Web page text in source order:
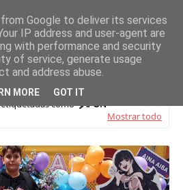
como JAPÓN
Mostrar todo
Google to deliver its services
IP address and user-agent are
with performance and security
of service, generate usage
and address abuse.
MORE GOT IT